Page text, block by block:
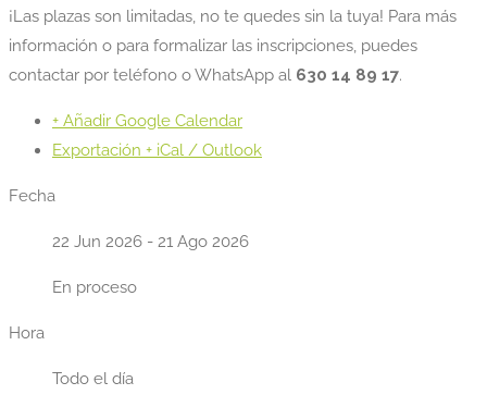
¡Las plazas son limitadas, no te quedes sin la tuya! Para más
información o para formalizar las inscripciones, puedes
contactar por teléfono o WhatsApp al 630 14 89 17.
+ Añadir Google Calendar
Exportación + iCal / Outlook
Fecha
22 Jun 2026 - 21 Ago 2026
En proceso
Hora
Todo el día